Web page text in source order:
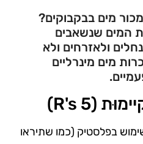
מים בבקבוקים?
המים שנשאבים
ולאזרחים ולא
מים מינרליים
בפלסטיק (כמו שתיראו